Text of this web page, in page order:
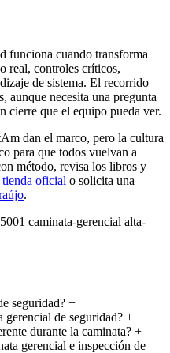
funciona cuando transforma
real, controles críticos,
de sistema. El recorrido
aunque necesita una pregunta
cierre que el equipo pueda ver.
dan el marco, pero la cultura
para que todos vuelvan a
método, revisa los libros y
tienda oficial o solicita una
.
caminata-gerencial alta-
seguridad?+
gerencial de seguridad?+
durante la caminata?+
gerencial e inspección de